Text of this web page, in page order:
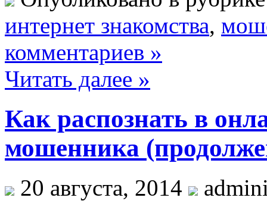
интернет знакомства,
комментариев »
Читать далее »
Как распознать в
мошенника
20 августа, 2014